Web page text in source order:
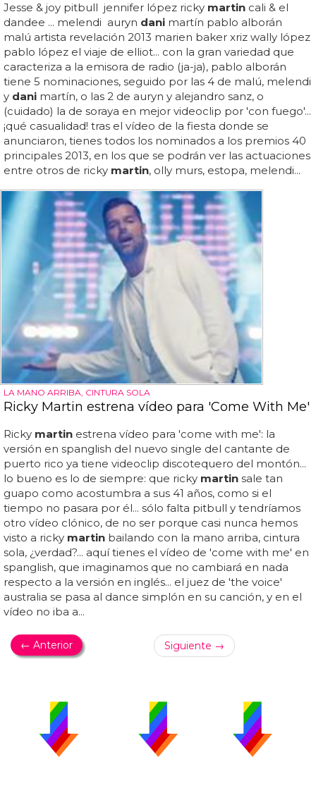
Jesse & joy pitbull jennifer lópez ricky martin cali & el
dandee ... melendi auryn dani martín pablo alborán
malú artista revelación 2013 marien baker xriz wally lópez
pablo lópez el viaje de elliot... con la gran variedad que
caracteriza a la emisora de radio (ja-ja), pablo alborán
tiene 5 nominaciones, seguido por las 4 de malú, melendi
y dani martín, o las 2 de auryn y alejandro sanz, o
(cuidado) la de soraya en mejor videoclip por 'con fuego'...
¡qué casualidad! tras el vídeo de la fiesta donde se
anunciaron, tienes todos los nominados a los premios 40
principales 2013, en los que se podrán ver las actuaciones
entre otros de ricky martin, olly murs, estopa, melendi...
LA MANO ARRIBA, CINTURA SOLA
Ricky Martin estrena vídeo para 'Come With Me'
Ricky martin estrena vídeo para 'come with me': la
versión en spanglish del nuevo single del cantante de
puerto rico ya tiene videoclip discotequero del montón...
lo bueno es lo de siempre: que ricky martin sale tan
guapo como acostumbra a sus 41 años, como si el
tiempo no pasara por él... sólo falta pitbull y tendríamos
otro vídeo clónico, de no ser porque casi nunca hemos
visto a ricky martin bailando con la mano arriba, cintura
sola, ¿verdad?... aquí tienes el vídeo de 'come with me' en
spanglish, que imaginamos que no cambiará en nada
respecto a la versión en inglés... el juez de 'the voice'
australia se pasa al dance simplón en su canción, y en el
vídeo no iba a...
← Anterior Siguiente →